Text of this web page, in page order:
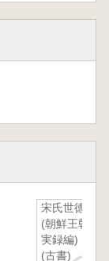
宋氏世徳録
(朝鮮王朝
実録編)
(古書)